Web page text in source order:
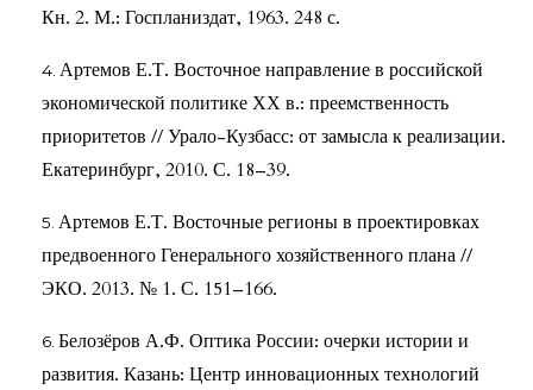
Кн. 2. М.: Госпланиздат, 1963. 248 с.
Артемов Е.Т. Восточное направление в российской
экономической политике ХХ в.: преемственность
приоритетов // Урало-Кузбасс: от замысла к реализации.
Екатеринбург, 2010. С. 18–39.
Артемов Е.Т. Восточные регионы в проектировках
предвоенного Генерального хозяйственного плана //
ЭКО. 2013. № 1. С. 151–166.
Белозёров А.Ф. Оптика России: очерки истории и
развития. Казань: Центр инновационных технологий